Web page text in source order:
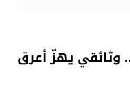
يهزّ أعرق